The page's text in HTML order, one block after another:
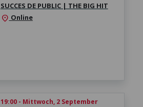
SUCCES DE PUBLIC | THE BIG HIT
location_on Online
19:00 - Mittwoch, 2 September